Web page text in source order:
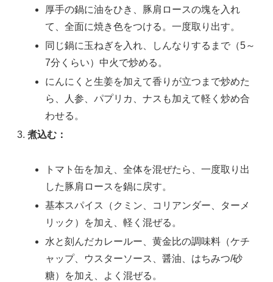
厚手の鍋に油をひき、豚肩ロースの塊を入れ
て、全面に焼き色をつける。一度取り出す。
同じ鍋に玉ねぎを入れ、しんなりするまで（5～
7分くらい）中火で炒める。
にんにくと生姜を加えて香りが立つまで炒めた
ら、人参、パプリカ、ナスも加えて軽く炒め合
わせる。
煮込む：
トマト缶を加え、全体を混ぜたら、一度取り出
した豚肩ロースを鍋に戻す。
基本スパイス（クミン、コリアンダー、ターメ
リック）を加え、軽く混ぜる。
水と刻んだカレールー、黄金比の調味料（ケチ
ャップ、ウスターソース、醤油、はちみつ/砂
糖）を加え、よく混ぜる。